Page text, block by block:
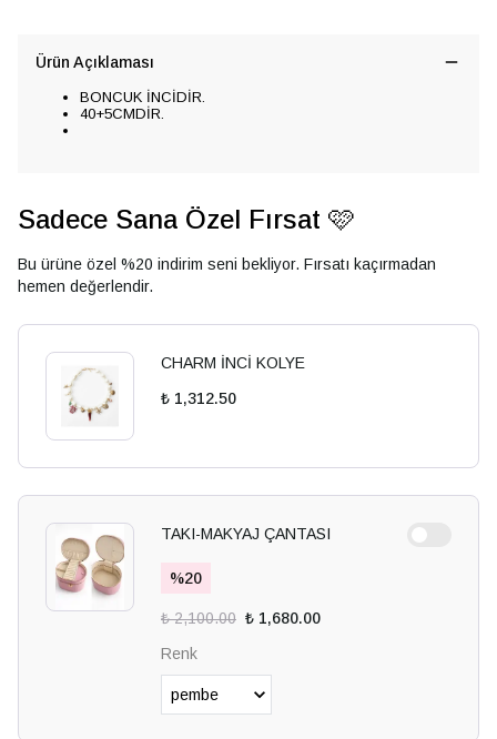
Ürün Açıklaması
BONCUK İNCİDİR.
40+5CMDİR.
Sadece Sana Özel Fırsat 🩷
Bu ürüne özel %20 indirim seni bekliyor. Fırsatı kaçırmadan
hemen değerlendir.
CHARM İNCİ KOLYE
₺ 1,312.50
TAKI-MAKYAJ ÇANTASI
%20
₺ 2,100.00 ₺ 1,680.00
Renk